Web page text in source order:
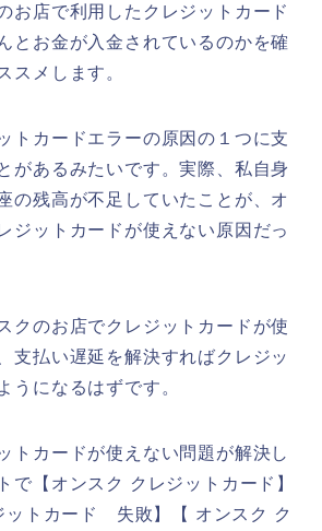
お店で利用したクレジットカード
とお金が入金されているのかを確
スメします。
トカードエラーの原因の１つに支
があるみたいです。実際、私自身
の残高が不足していたことが、オ
ジットカードが使えない原因だっ
クのお店でクレジットカードが使
支払い遅延を解決すればクレジッ
うになるはずです。
トカードが使えない問題が解決し
で【オンスク クレジットカード】
ットカード 失敗】【 オンスク ク